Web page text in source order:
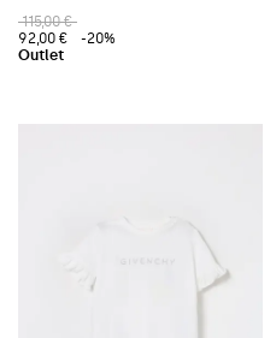
115,00 €
92,00 €
-20%